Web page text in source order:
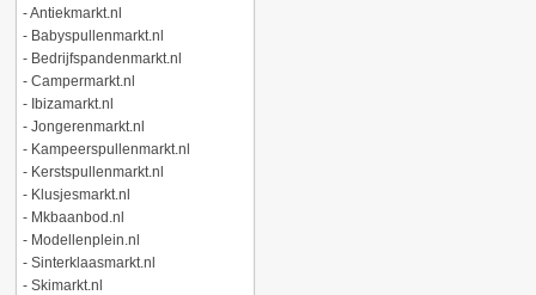
-Antiekmarkt.nl
- Babyspullenmarkt.nl
- Bedrijfspandenmarkt.nl
- Campermarkt.nl
- Ibizamarkt.nl
- Jongerenmarkt.nl
- Kampeerspullenmarkt.nl
- Kerstspullenmarkt.nl
- Klusjesmarkt.nl
- Mkbaanbod.nl
- Modellenplein.nl
- Sinterklaasmarkt.nl
- Skimarkt.nl